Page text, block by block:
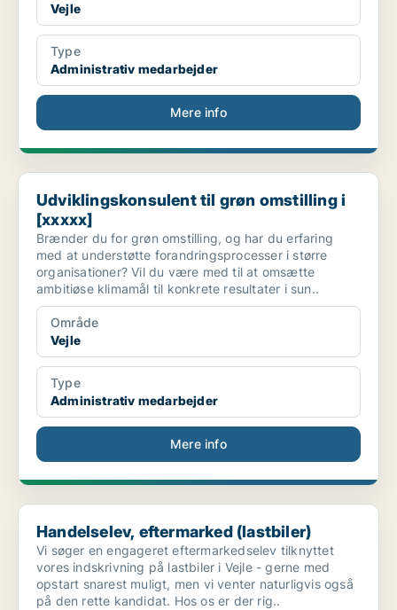
Vejle
Type
Administrativ medarbejder
Mere info
Udviklingskonsulent til grøn omstilling i [xxxxx]
Udviklingskonsulent til grøn omstilling i
[xxxxx]
Brænder du for grøn omstilling, og har du erfaring
med at understøtte forandringsprocesser i større
organisationer? Vil du være med til at omsætte
ambitiøse klimamål til konkrete resultater i sun..
Område
Vejle
Type
Administrativ medarbejder
Mere info
Handelselev, eftermarked (lastbiler)
Handelselev, eftermarked (lastbiler)
Vi søger en engageret eftermarkedselev tilknyttet
vores indskrivning på lastbiler i Vejle - gerne med
opstart snarest muligt, men vi venter naturligvis også
på den rette kandidat. Hos os er der rig..